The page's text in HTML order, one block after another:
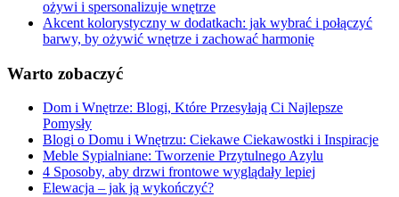
ożywi i spersonalizuje wnętrze
Akcent kolorystyczny w dodatkach: jak wybrać i połączyć
barwy, by ożywić wnętrze i zachować harmonię
Warto zobaczyć
Dom i Wnętrze: Blogi, Które Przesyłają Ci Najlepsze
Pomysły
Blogi o Domu i Wnętrzu: Ciekawe Ciekawostki i Inspiracje
Meble Sypialniane: Tworzenie Przytulnego Azylu
4 Sposoby, aby drzwi frontowe wyglądały lepiej
Elewacja – jak ją wykończyć?